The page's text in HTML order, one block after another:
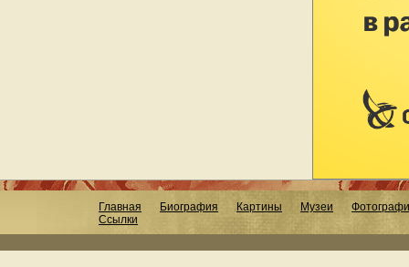
Главная Биография Картины Музеи
Ссылки